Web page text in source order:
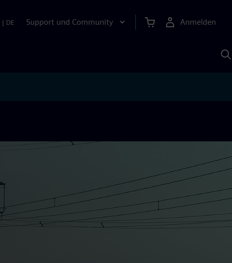
| DE Support und Community Anmelden
KI